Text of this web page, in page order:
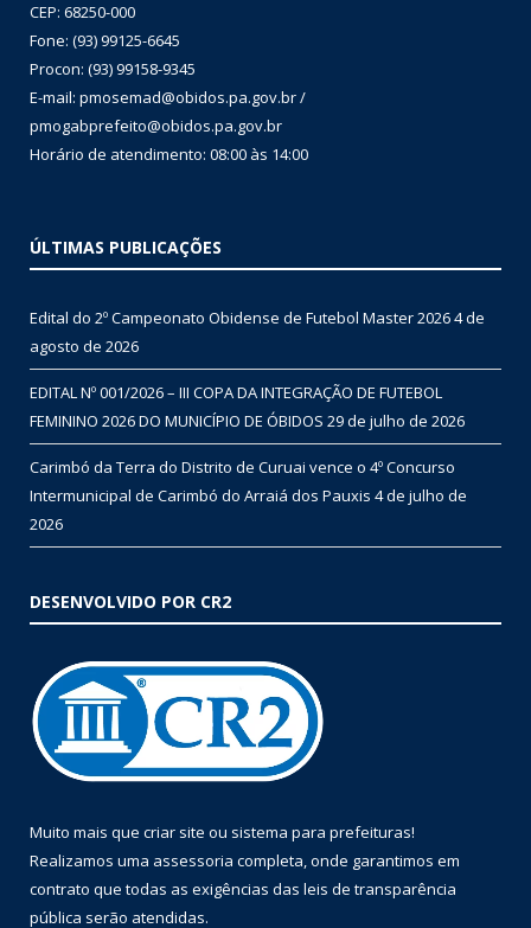
CEP: 68250-000
Fone: (93) 99125-6645
Procon: (93) 99158-9345
E-mail: pmosemad@obidos.pa.gov.br /
pmogabprefeito@obidos.pa.gov.br
Horário de atendimento: 08:00 às 14:00
ÚLTIMAS PUBLICAÇÕES
Edital do 2º Campeonato Obidense de Futebol Master 20264 de
agosto de 2026
EDITAL Nº 001/2026 – III COPA DA INTEGRAÇÃO DE FUTEBOL
FEMININO 2026 DO MUNICÍPIO DE ÓBIDOS 29 de julho de 2026
Carimbó da Terra do Distrito de Curuai vence o 4º Concurso
Intermunicipal de Carimbó do Arraiá dos Pauxis 4 de julho de
2026
DESENVOLVIDO POR CR2
Muito mais que criar site ou sistema para prefeituras!
Realizamos uma assessoria completa, onde garantimos em
contrato que todas as exigências das leis de transparência
pública serão atendidas.